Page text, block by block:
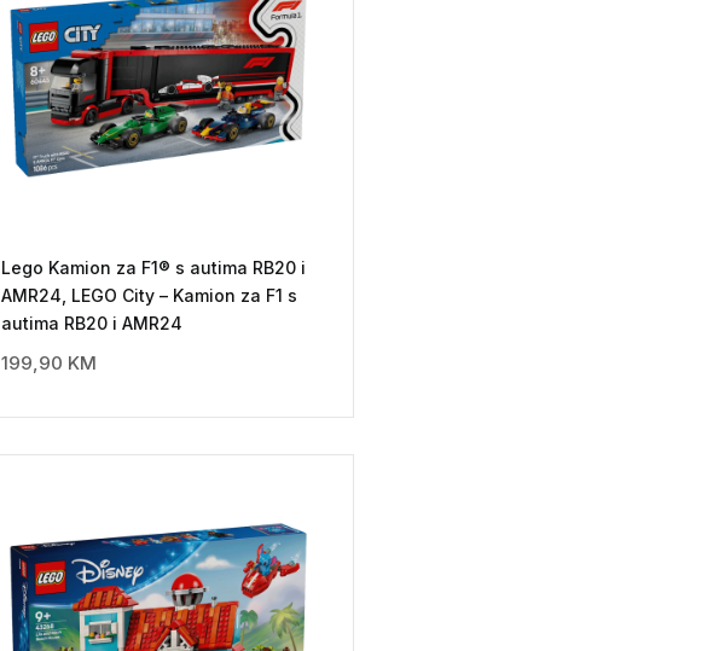
Lego Kamion za F1® s autima RB20 i
AMR24, LEGO City – Kamion za F1 s
autima RB20 i AMR24
199,90 KM